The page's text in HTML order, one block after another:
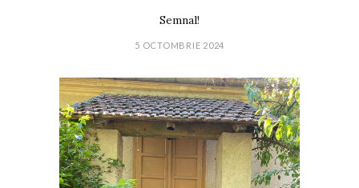
Semnal!
5 OCTOMBRIE 2024